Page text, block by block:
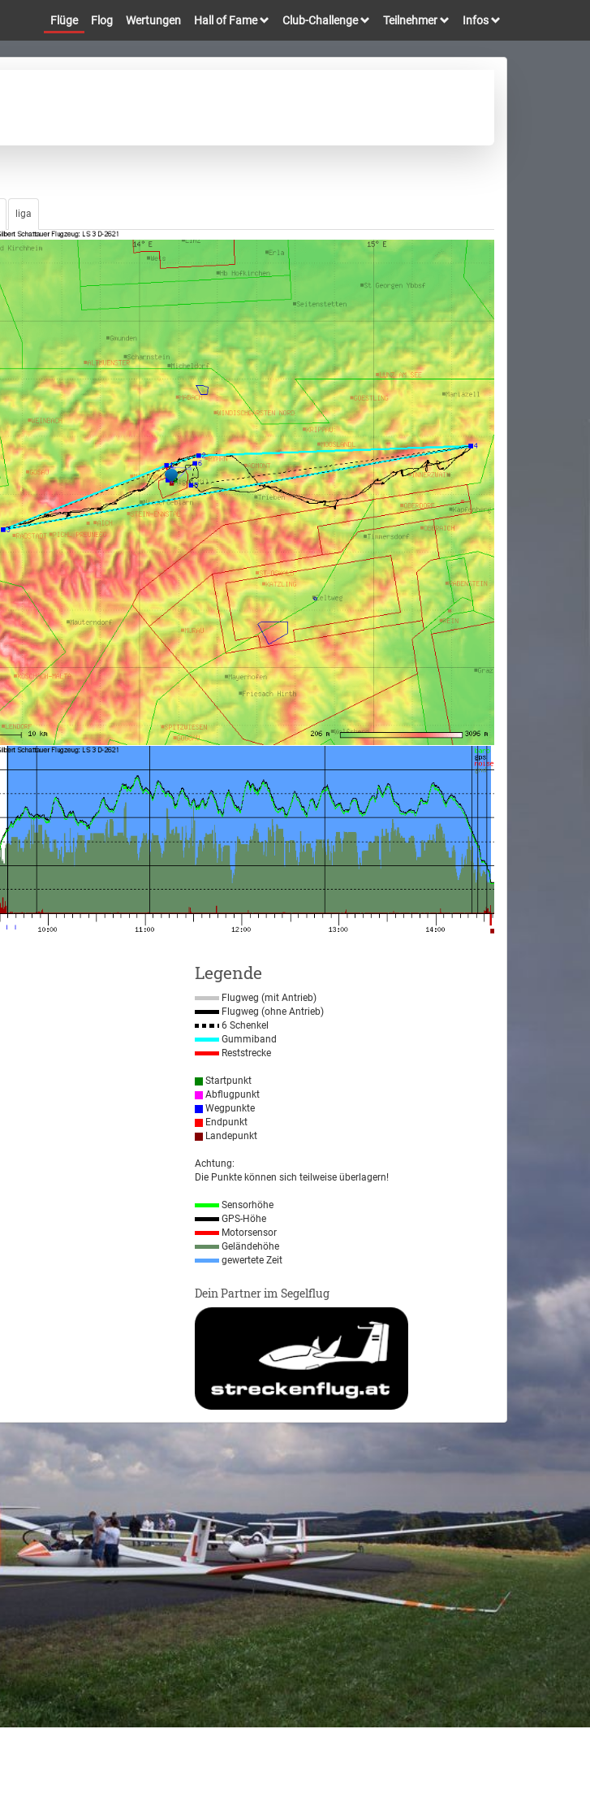
Flüge Flog Wertungen Hall of Fame Club-Challenge Teilnehmer Infos
liga
Legende
Flugweg (mit Antrieb)
Flugweg (ohne Antrieb)
6 Schenkel
Gummiband
Reststrecke
Startpunkt
Abflugpunkt
Wegpunkte
Endpunkt
Landepunkt
Achtung:
Die Punkte können sich teilweise überlagern!
Sensorhöhe
GPS-Höhe
Motorsensor
Geländehöhe
gewertete Zeit
Dein Partner im Segelflug